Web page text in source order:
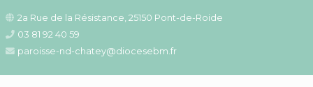
2a Rue de la Résistance, 25150 Pont-de-Roide
03 81 92 40 59
paroisse-nd-chatey@diocesebm.fr